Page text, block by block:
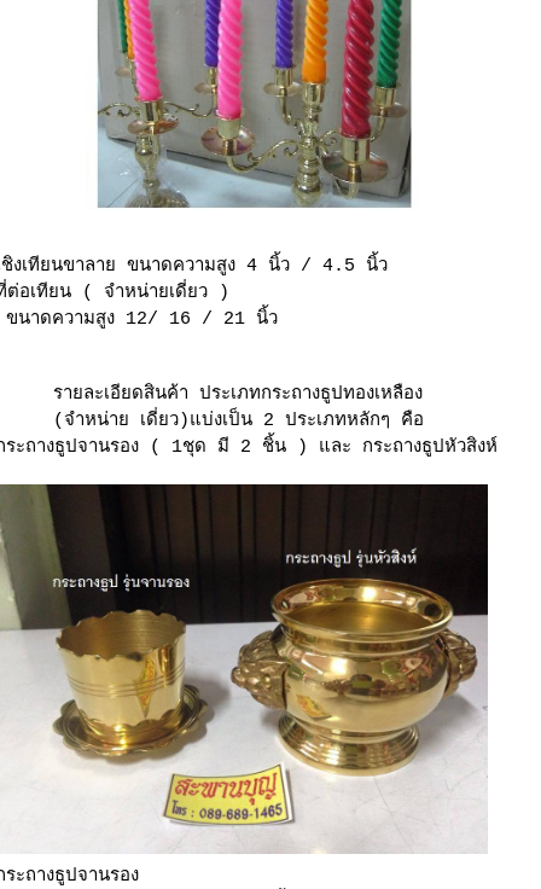
ชิงเทียนขาลาย ขนาดความสูง 4 นิ้ว / 4.5 นิ้ว
ต่อเทียน ( จำหน่ายเดี่ยว )
นาดความสูง 12/ 16 / 21 นิ้ว
รายละเอียดสินค้า ประเภทกระถางธูปทองเหลือง
(จำหน่าย เดี่ยว)บ่งเป็น 2 ประเภทหลักๆ คือ
ระถางธูปจานรอง ( 1ชุด มี 2 ชิ้น ) และ กระถางธูปหัวสิงห์
ระถางธูปจานรอง